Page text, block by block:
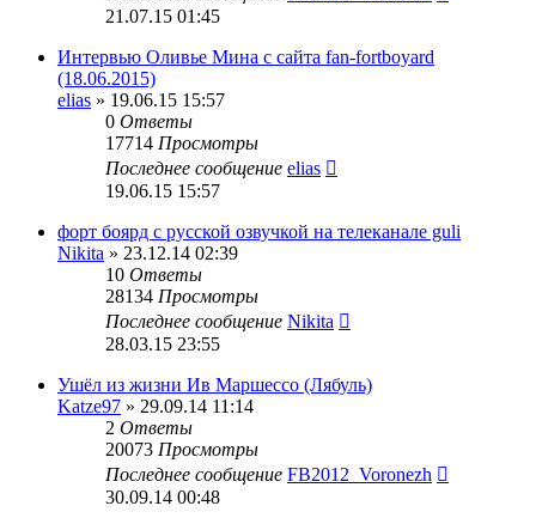
21.07.15 01:45
Интервью Оливье Мина с сайта fan-fortboyard
(18.06.2015)
elias » 19.06.15 15:57
0 Ответы
17714 Просмотры
Последнее сообщение elias
19.06.15 15:57
форт боярд с русской озвучкой на телеканале guli
Nikita » 23.12.14 02:39
10 Ответы
28134 Просмотры
Последнее сообщение Nikita
28.03.15 23:55
Ушёл из жизни Ив Маршессо (Лябуль)
Katze97 » 29.09.14 11:14
2 Ответы
20073 Просмотры
Последнее сообщение FB2012_Voronezh
30.09.14 00:48